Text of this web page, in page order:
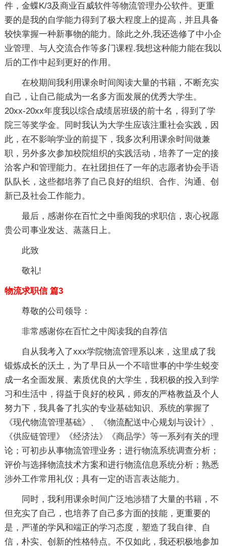
件，金蝶K/3及商业百威软件等物流管理办公软件。更重
要的是我的自学能力得到了极大程度上的提高，并且具备
较快掌握一种新事物的能力。除此之外,我还选修了中小企
业管理、与人交流合作等多门课程.我想这种能力能在我以
后的工作中起到更好的作用。
在校期间我利用课余时间阅读大量的书籍，不断充实
自己，让自己能成为一名多方面发展的优秀大学生。
20xx-20xx年度我以综合成绩居班级的前十名，得到了学
院三等奖学金。同时我认为大学生应该注重社会实践，因
此，在不影响学业的前提下，我多次利用课余时间做兼
职，另外多次参加校院组织的实践活动，培养了一定的接
洽客户和管理能力。在社团担任了一年的志愿者协会手语
队队长，这些都培养了自己良好的组织、合作、沟通、创
新已及社会工作能力。
最后，感谢你在百忙之中垂阅我的求职信，衷心祝愿
贵公司事业发达、蒸蒸日上。
此致
敬礼!
物流求职信 篇3
尊敬的公司领导：
非常感谢你在百忙之中阅读我的自荐信
自从我考入了xxx学院物流管理系以来，这里成了我
锻炼成长的沃土，为了早日从一个不喑世事的中学生蜕变
成一名全面发展、素质优良的大学生，我积极的投入到学
习和生活中，得益于良好的校风，师友的严格教益及个人
努力下，我具备了扎实的专业基础知识、系统的掌握了
《现代物流管理基础》、《物流配送中心规划与设计》、
《供应链管理》《经济法》《商品学》等一系列有关的理
论；可初步从事物流管理业务；进行物流系统调查分析；
评价与选择物流技术方案和进行物流信息系统分析；熟悉
涉外工作常用礼仪；具有一定的语言表达能力。
同时，我利用课余时间广泛地涉猎了大量的书籍，不
但充实了自己，也培养了自己多方面的技能，更重要的
是，严谨的学风和端正的学习态度，塑造了我自律、自
信，朴实、创新的性格特点。不仅如此，我还积极地参加